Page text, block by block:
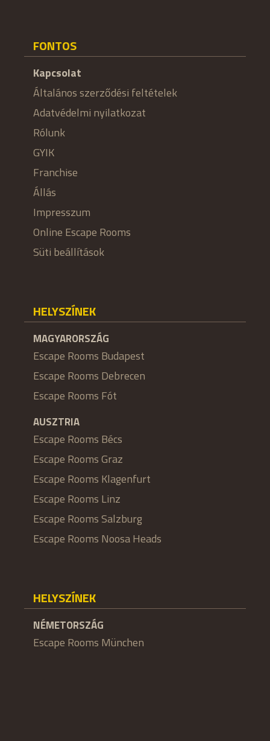
FONTOS
Kapcsolat
Általános szerződési feltételek
Adatvédelmi nyilatkozat
Rólunk
GYIK
Franchise
Állás
Impresszum
Online Escape Rooms
Süti beállítások
HELYSZÍNEK
MAGYARORSZÁG
Escape Rooms Budapest
Escape Rooms Debrecen
Escape Rooms Fót
AUSZTRIA
Escape Rooms Bécs
Escape Rooms Graz
Escape Rooms Klagenfurt
Escape Rooms Linz
Escape Rooms Salzburg
Escape Rooms Noosa Heads
HELYSZÍNEK
NÉMETORSZÁG
Escape Rooms München